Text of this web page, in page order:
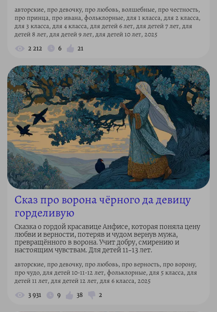
авторские, про девочку, про любовь, волшебные, про честность,
про принца, про ивана, фольклорные, для 1 класса, для 2 класса,
для 3 класса, для 4 класса, для детей 6 лет, для детей 7 лет, для
детей 8 лет, для детей 9 лет, для детей 10 лет, 2025
2 212 6 21
Сказ про ворона чёрного да девицу
горделивую
Сказка о гордой красавице Анфисе, которая поняла цену
любви и верности, потеряв и чудом вернув мужа,
превращённого в ворона. Учит добру, смирению и
настоящим чувствам. Для детей 11–13 лет.
авторские, про девочку, про любовь, про верность, про ворону,
про чудо, для детей 10-11-12 лет, фольклорные, для 5 класса, для
детей 11 лет, для детей 12 лет, для 6 класса, 2025
3 931 9 38 2